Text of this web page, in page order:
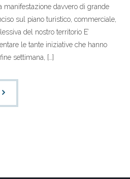
manifestazione davvero di grande
sul piano turistico, commerciale,
del nostro territorio E’
le tante iniziative che hanno
settimana, […]